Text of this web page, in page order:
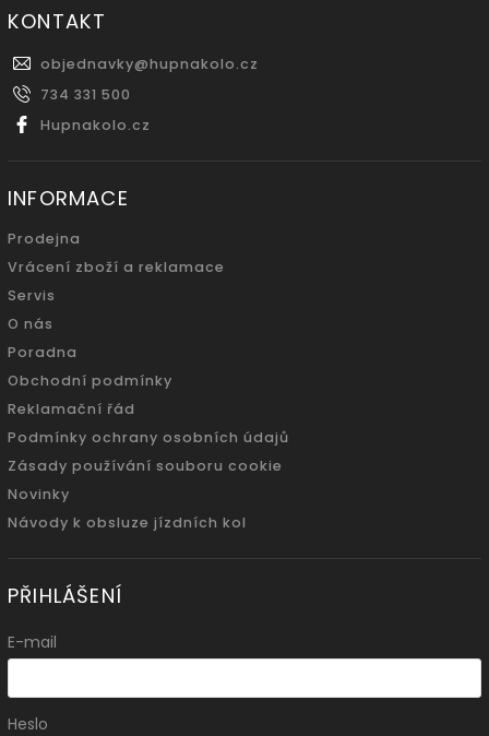
KONTAKT
objednavky@hupnakolo.cz
734 331 500
Hupnakolo.cz
INFORMACE
Prodejna
Vrácení zboží a reklamace
Servis
O nás
Poradna
Obchodní podmínky
Reklamační řád
Podmínky ochrany osobních údajů
Zásady používání souboru cookie
Novinky
Návody k obsluze jízdních kol
PŘIHLÁŠENÍ
E-mail
Heslo